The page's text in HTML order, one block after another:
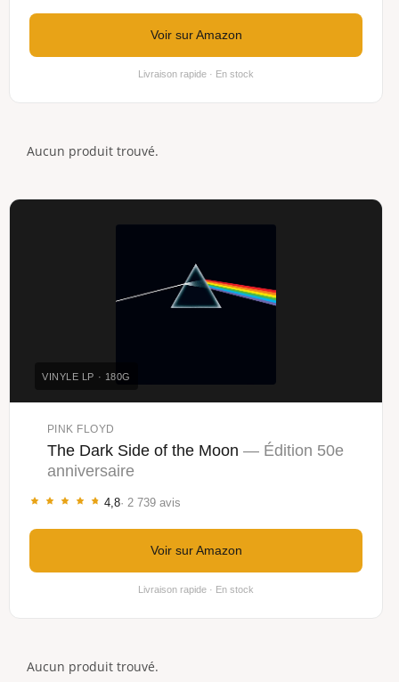
Voir sur Amazon
Livraison rapide · En stock
Aucun produit trouvé.
VINYLE LP · 180G
PINK FLOYD
The Dark Side of the Moon — Édition 50e
anniversaire
4,8· 2 739 avis
Voir sur Amazon
Livraison rapide · En stock
Aucun produit trouvé.